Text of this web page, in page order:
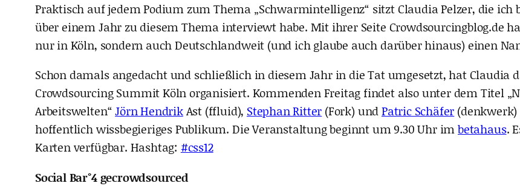
Praktisch auf jedem Podium zum Thema „Schwarmintelligenz“ sitzt Claudia Pelzer, die ich
über einem Jahr zu diesem Thema interviewt habe. Mit ihrer Seite Crowdsourcingblog.de
nur in Köln, sondern auch Deutschlandweit (und ich glaube auch darüber hinaus) einen
Schon damals angedacht und schließlich in diesem Jahr in die Tat umgesetzt, hat Claudia
Crowdsourcing Summit Köln organisiert. Kommenden Freitag findet also unter dem Titel
Arbeitswelten“Jörn HendrikAst (ffluid), Stephan Ritter (Fork) undPatric Schäfer
hoffentlich wissbegieriges Publikum. Die Veranstaltung beginnt um 9.30 Uhr imbetahaus.
Karten verfügbar. Hashtag: #css12
Social Bar°4 gecrowdsourced